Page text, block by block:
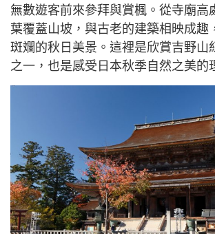
無數遊客前來參拜與賞楓。從寺廟高
葉覆蓋山坡，與古老的建築相映成趣
斑斕的秋日美景。這裡是欣賞吉野山
之一，也是感受日本秋季自然之美的